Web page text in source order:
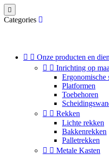

Categories
  Onze producten en
  Inrichting op
Ergonomische
Platformen
Toebehoren
  Rekken
Lichte rekken
Bakkenrekken
Palletrekken
  Metale Kasten